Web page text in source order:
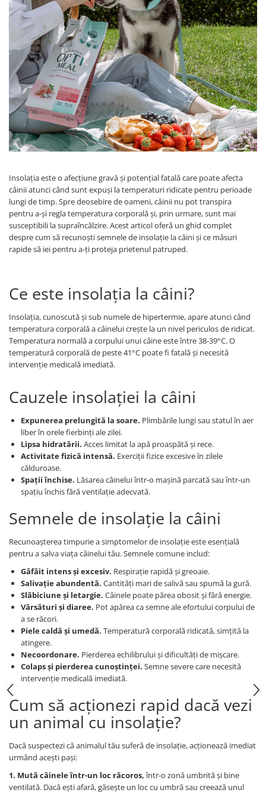
Insolația este o afecțiune gravă și potențial fatală care poate afecta
câinii atunci când sunt expuși la temperaturi ridicate pentru perioade
lungi de timp. Spre deosebire de oameni, câinii nu pot transpira
pentru a-și regla temperatura corporală și, prin urmare, sunt mai
susceptibili la supraîncălzire. Acest articol oferă un ghid complet
despre cum să recunoști semnele de insolație la câini și ce măsuri
rapide să iei pentru a-ți proteja prietenul patruped.
Ce este insolația la câini?
Insolația, cunoscută și sub numele de hipertermie, apare atunci când
temperatura corporală a câinelui crește la un nivel periculos de ridicat.
Temperatura normală a corpului unui câine este între 38-39°C. O
temperatură corporală de peste 41°C poate fi fatală și necesită
intervenție medicală imediată.
Cauzele insolației la câini
Expunerea prelungită la soare. Plimbările lungi sau statul în aer
liber în orele fierbinți ale zilei.
Lipsa hidratării. Acces limitat la apă proaspătă și rece.
Activitate fizică intensă. Exerciții fizice excesive în zilele
călduroase.
Spații închise. Lăsarea câinelui într-o mașină parcată sau într-un
spațiu închis fără ventilație adecvată.
Semnele de insolație la câini
Recunoașterea timpurie a simptomelor de insolație este esențială
pentru a salva viața câinelui tău. Semnele comune includ:
Gâfâit intens și excesiv. Respirație rapidă și greoaie.
Salivație abundentă. Cantități mari de salivă sau spumă la gură.
Slăbiciune și letargie. Câinele poate părea obosit și fără energie.
Vărsături și diaree. Pot apărea ca semne ale efortului corpului de
a se răcori.
Piele caldă și umedă. Temperatură corporală ridicată, simțită la
atingere.
Necoordonare. Pierderea echilibrului și dificultăți de mișcare.
Colaps și pierderea cunoștinței. Semne severe care necesită
intervenție medicală imediată.
Cum să acționezi rapid dacă vezi
un animal cu insolație?
Dacă suspectezi că animalul tău suferă de insolație, acționează imediat
urmând acești pași:
1. Mută câinele într-un loc răcoros,într-o zonă umbrită și bine
ventilată. Dacă ești afară, găsește un loc cu umbră sau creează unul